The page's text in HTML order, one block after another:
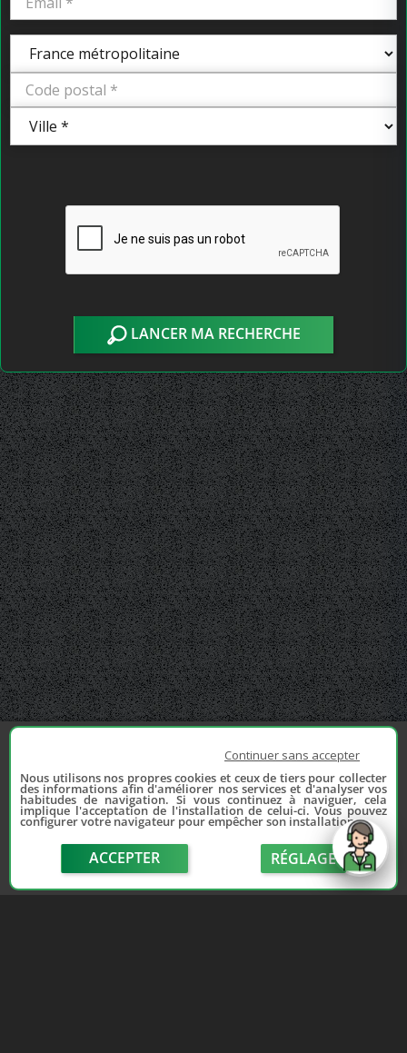
LANCER MA RECHERCHE
Continuer sans accepter
Nous utilisons nos propres cookies et ceux de tiers pour collecter
des informations afin d'améliorer nos services et d'analyser vos
habitudes de navigation. Si vous continuez à naviguer, cela
implique l'acceptation de l'installation de celui-ci. Vous pouvez
configurer votre navigateur pour empêcher son installation.
ACCEPTER RÉGLAGE